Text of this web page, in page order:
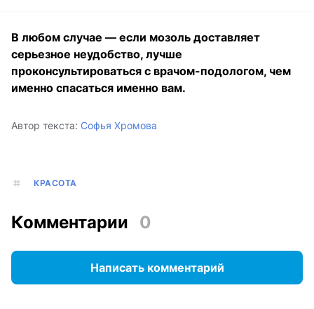
В любом случае — если мозоль доставляет
серьезное неудобство, лучше
проконсультироваться с врачом-подологом, чем
именно спасаться именно вам.
Автор текста: Софья Хромова
КРАСОТА
Комментарии 0
Написать комментарий